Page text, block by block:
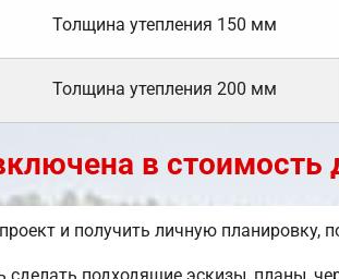
Толщина утепления 150 мм
Толщина утепления 200 мм
в стоимость
и получить личную планировку,